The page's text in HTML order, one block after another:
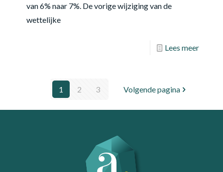
van 6% naar 7%. De vorige wijziging van de
wettelijke
Lees meer
1 2 3 Volgende pagina